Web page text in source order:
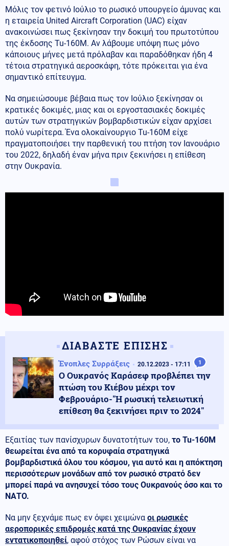
Μόλις τον φετινό Ιούλιο το ρωσικό υπουργείο άμυνας και
η εταιρεία United Aircraft Corporation (UAC) είχαν
ανακοινώσει πως ξεκίνησαν την δοκιμή του πρωτοτύπου
της έκδοσης Tu-160M. Αν λάβουμε υπόψη πως μόνο
κάποιους μήνες μετά πρόλαβαν και παραδόθηκαν ήδη 4
τέτοια στρατηγικά αεροσκάφη, τότε πρόκειται για ένα
σημαντικό επίτευγμα.
Να σημειώσουμε βέβαια πως τον Ιούλιο ξεκίνησαν οι
κρατικές δοκιμές, μιας και οι εργοστασιακές δοκιμές
αυτών των στρατηγικών βομβαρδιστικών είχαν αρχίσει
πολύ νωρίτερα. Ένα ολοκαίνουργιο Tu-160M είχε
πραγματοποιήσει την παρθενική του πτήση τον Ιανουάριο
του 2022, δηλαδή έναν μήνα πριν ξεκινήσει η επίθεση
στην Ουκρανία.
ΔΙΑΒΑΣΤΕ ΕΠΙΣΗΣ
Ένοπλες Συρράξεις 20.12.2023 - 17:11 1
Ο Ουκρανός Καράσεφ προβλέπει την
πτώση του Κιέβου μέχρι τον
Φεβρουάριο-"Η ρωσική τελειωτική
επίθεση θα ξεκινήσει πριν το 2024"
Εξαιτίας των πανίσχυρων δυνατοτήτων του, το Tu-160M
θεωρείται ένα από τα κορυφαία στρατηγικά
βομβαρδιστικά όλου του κόσμου, για αυτό και η απόκτηση
περισσότερων μονάδων από τον ρωσικό στρατό δεν
μπορεί παρά να ανησυχεί τόσο τους Ουκρανούς όσο και το
ΝΑΤΟ.
Να μην ξεχνάμε πως εν όψει χειμώνα οι ρωσικές
αεροπορικές επιδρομές κατά της Ουκρανίας έχουν
εντατικοποιηθεί, αφού στόχος των Ρώσων είναι να